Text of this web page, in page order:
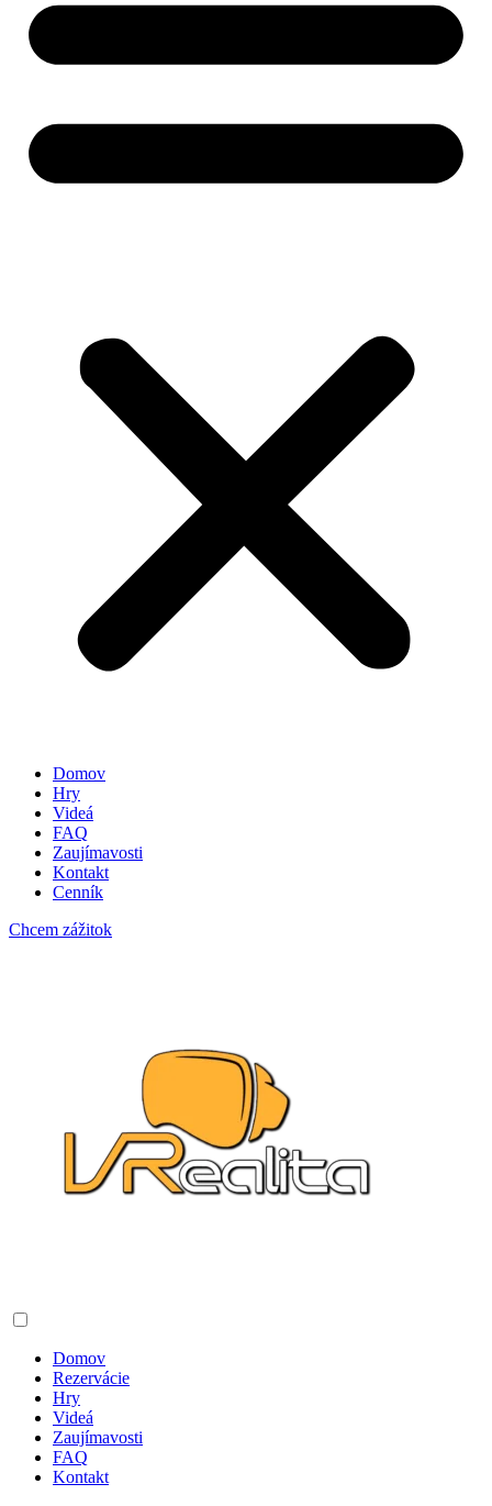
Domov
Hry
Videá
FAQ
Zaujímavosti
Kontakt
Cenník
Chcem zážitok
Domov
Rezervácie
Hry
Videá
Zaujímavosti
FAQ
Kontakt